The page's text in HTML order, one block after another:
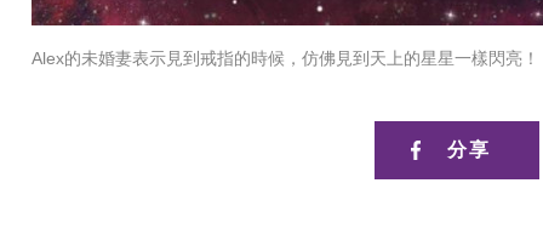
Alex的未婚妻表示見到戒指的時候，仿佛見到天上的星星一樣閃亮
分享